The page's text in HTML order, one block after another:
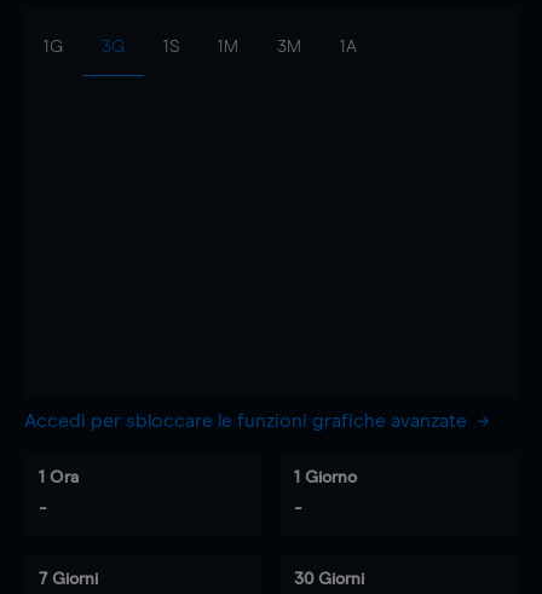
1G 3G 1S 1M 3M 1A
Accedi per sbloccare le funzioni grafiche avanzate
1 Ora
-
1 Giorno
-
7 Giorni 30 Giorni